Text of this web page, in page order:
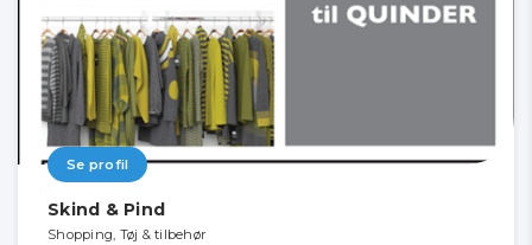
Se profil
Skind & Pind
Shopping, Tøj & tilbehør